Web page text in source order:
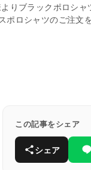
りブラックポロシ
ポロシャツのご注文
この記事をシェア
シェア